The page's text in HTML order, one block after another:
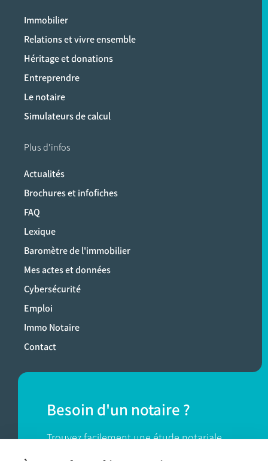
Immobilier
Relations et vivre ensemble
Héritage et donations
Entreprendre
Le notaire
Simulateurs de calcul
Plus d'infos
Actualités
Brochures et infofiches
FAQ
Lexique
Baromètre de l'immobilier
Mes actes et données
Cybersécurité
Emploi
Immo Notaire
Contact
Besoin d'un notaire ?
Trouvez facilement une étude notariale
près de chez vous.